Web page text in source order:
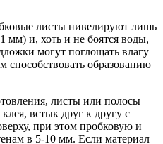
листы нивелируют лишь
мм) и, хоть и не боятся воды,
могут поглощать влагу
способствовать образованию
листы или полосы
встык друг к другу с
при этом пробковую и
в 5-10 мм. Если материал